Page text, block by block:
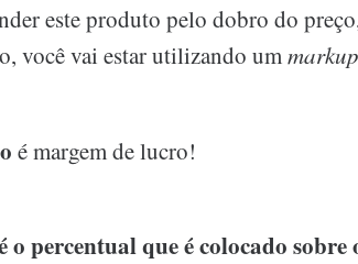
este produto pelo dobro do
você vai estar utilizando ummarkup
é margem de lucro!
o percentual que é colocado